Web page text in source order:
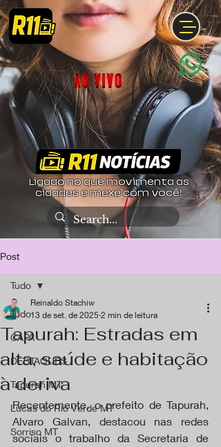
Ligado no que movimenta as
cidades e mexe com você!
Post
Tudo
CAPA
DESTAQUES
Tapurah MT
Lucas do Rio Verde MT
Sorriso MT
Tudo
Tapurah: Estradas em
alta, saúde e habitação
à deriva
Reinaldo Stachiw
13 de set. de 2025 2 min de leitura
Recentemente, o prefeito de Tapurah,
Alvaro Galvan, destacou nas redes
sociais o trabalho da Secretaria de